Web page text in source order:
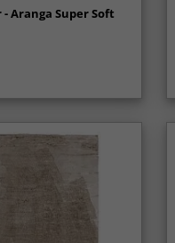
Aranga Super Soft